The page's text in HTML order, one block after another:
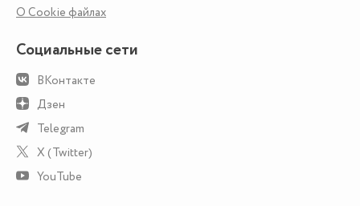
О Сookie файлах
Социальные сети
ВКонтакте
Дзен
Telegram
X (Twitter)
YouTube